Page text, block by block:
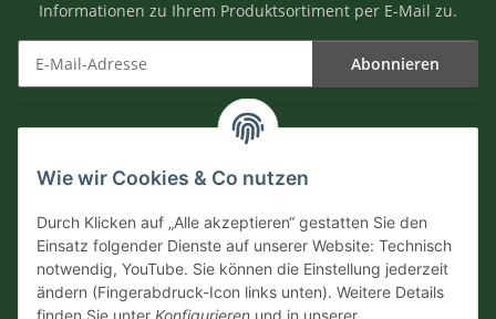
Wie wir Cookies & Co nutzen
Durch Klicken auf „Alle akzeptieren“ gestatten Sie den
Einsatz folgender Dienste auf unserer Website: Technisch
notwendig, YouTube. Sie können die Einstellung jederzeit
ändern (Fingerabdruck-Icon links unten). Weitere Details
Informationen zu Ihrem Produktsortiment per E-Mail zu.
Abonnieren
Zahlungsarten